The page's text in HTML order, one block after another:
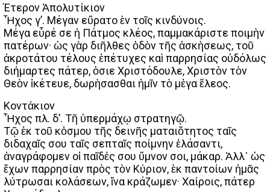
Έτερον Ἀπολυτίκιον
Ἦχος γ’. Μέγαν εὔρατο ὲν τοῖς κινδύνοις.
Μέγα εὗρέ σε ἡ Πάτμος κλέος, παμμακάριστε ποιμὴν
πατέρων· ὡς γὰρ διῆλθες ὁδὸν τῆς ἀσκὴσεως, τοῦ
ἀκροτάτου τέλους ἐπέτυχες καὶ παρρησίας οὐδόλως
διήμαρτες πάτερ, ὁσιε Χριστόδουλε, Χριστὸν τὸν
Θεὸν ἱκέτευε, δωρὴσασθαι ἡμῖν τὸ μἐγα ἕλεος.
Κοντάκιον
Ἦχος πλ. δ’. Τῆ ὑπερμάχῳ στρατηγῷ.
Τῷ ἐκ τοῦ κὀσμου τῆς δεινῆς ματαιὄτητος ταῖς
διδαχαῖς σου ταῖς σεπταῖς ποίμνην ἐλάσαντι,
ἀναγράφομεν οἱ παῖδἐς σου ὕμνον σοι, μάκαρ. Ἀλλ᾿ ὡς
ἔχων παρρησίαν πρὸς τὸν Κύριον, ὲκ παντοίων ἡμᾶς
λύτρωσαι κολάσεων, ἵνα κράζωμεν· Χαίροις, πάτερ